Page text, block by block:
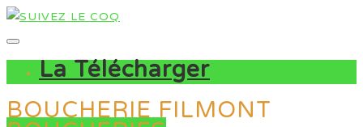
La Télécharger
BOUCHERIE FILMONT